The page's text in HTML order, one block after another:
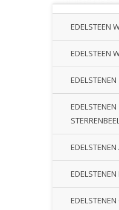
EDELSTEEN
EDELSTEEN
EDELSTENEN
EDELSTENEN
EDELSTENEN